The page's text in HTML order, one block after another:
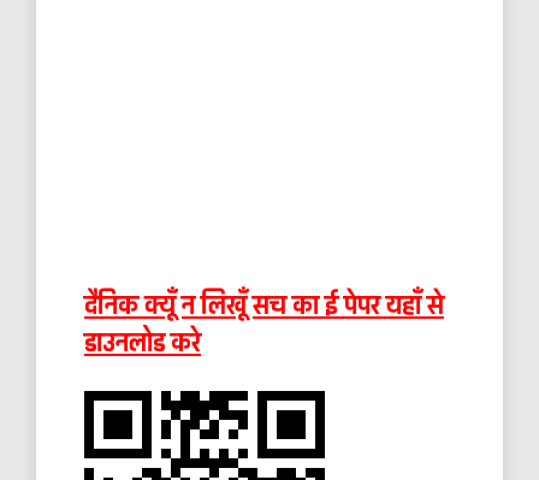
दैनिक क्यूँ न लिखूँ सच का ई पेपर यहाँ से
डाउनलोड करे